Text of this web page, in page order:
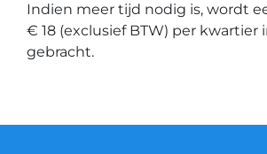
Indien meer tijd nodig is, wordt
€ 18 (exclusief BTW) per kwartier
gebracht.